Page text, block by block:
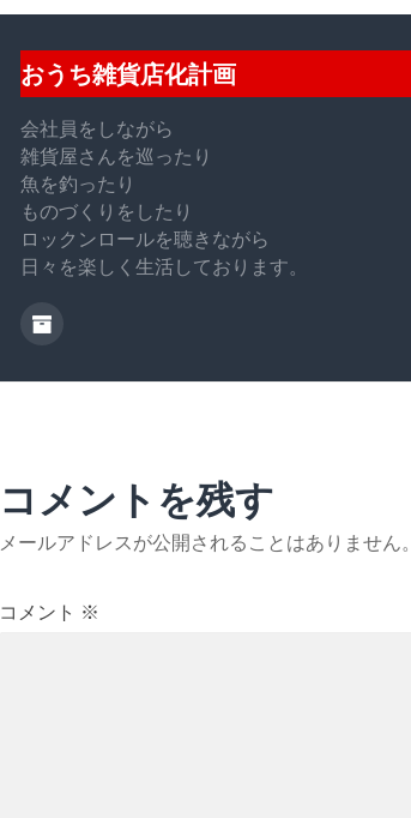
おうち雑貨店化計画
会社員をしながら
雑貨屋さんを巡ったり
魚を釣ったり
ものづくりをしたり
ロックンロールを聴きながら
日々を楽しく生活しております。
コメントを残す
メールアドレスが公開されることはありません。
コメント ※